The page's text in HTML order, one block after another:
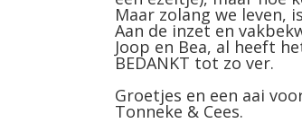
Maar zolang we leven,
Aan de inzet en
Joop en Bea, al heeft
BEDANKT tot zo ver.
Groetjes en een aai
Tonneke & Cees.